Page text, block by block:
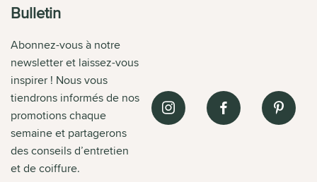
Bulletin
Abonnez-vous à notre
newsletter et laissez-vous
inspirer ! Nous vous
tiendrons informés de nos
promotions chaque
semaine et partagerons
des conseils d’entretien
et de coiffure.